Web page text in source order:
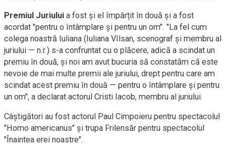
Premiul Juriului a fost și el împărțit în două și a fost
acordat "pentru o întâmplare și pentru un om". "La fel cum
colega noastră Iuliana (Iuliana Vîlsan, scenograf și membru al
juriului — n.r.) s-a confruntat cu o plăcere, adică a scindat un
premiu în două, și noi am avut bucuria să constatăm că este
nevoie de mai multe premii ale juriului, drept pentru care am
scindat acest premiu în două — pentru o întâmplare și pentru
un om", a declarat actorul Cristi Iacob, membru al juriului.
Câștigători au fost actorul Paul Cimpoieru pentru spectacolul
"Homo americanus" și trupa Frilensăr pentru spectacolul
"Înaintea erei noastre".